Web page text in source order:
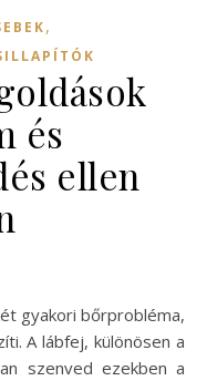
,
és
ellen
A lábfej, különösen a
szenved ezekben a